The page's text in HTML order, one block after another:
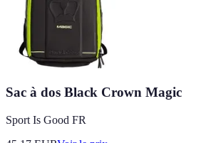
Sac à dos Black Crown Magic
Sport Is Good FR